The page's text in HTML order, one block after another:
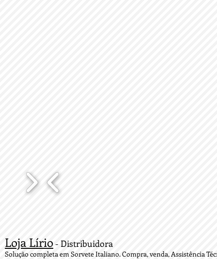
Loja Lírio- Distribuidora
Solução completa em Sorvete Italiano. Compra, venda, Assistência